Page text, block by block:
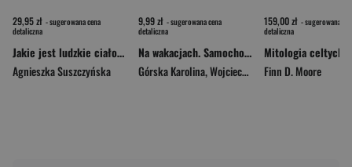
29,95 zł - sugerowana cena
detaliczna
Jakie jest ludzkie ciało? Atlas dla dzieci
Agnieszka Suszczyńska
9,99 zł - sugerowana cena
detaliczna
Na wakacjach. Samochodzik Franek
Górska Karolina,Wojciech Górski
159,00 zł - sugerowana
detaliczna
Finn D. Moore